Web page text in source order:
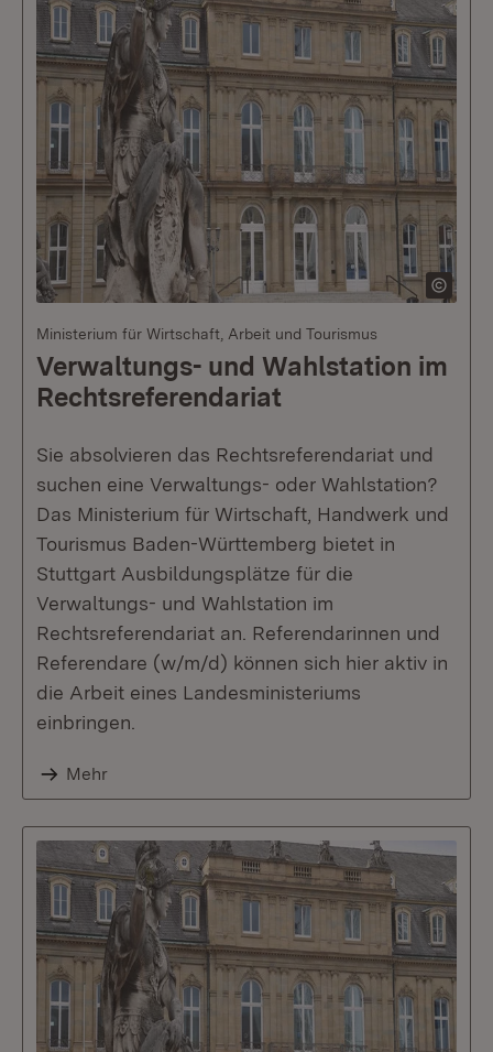
Ministerium für Wirtschaft, Arbeit und Tourismus
Verwaltungs- und Wahlstation im
Rechtsreferendariat
Sie absolvieren das Rechtsreferendariat und
suchen eine Verwaltungs- oder Wahlstation?
Das Ministerium für Wirtschaft, Handwerk und
Tourismus Baden-Württemberg bietet in
Stuttgart Ausbildungsplätze für die
Verwaltungs- und Wahlstation im
Rechtsreferendariat an. Referendarinnen und
Referendare (w/m/d) können sich hier aktiv in
die Arbeit eines Landesministeriums
einbringen.
Mehr